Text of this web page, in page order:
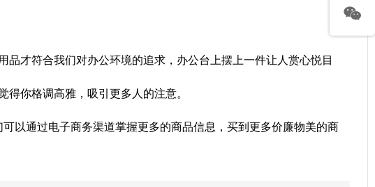
才符合我们对办公环境的追求，办公台上摆上一件让人赏心悦目
得你格调高雅，吸引更多人的注意。
以通过电子商务渠道掌握更多的商品信息，买到更多价廉物美的商